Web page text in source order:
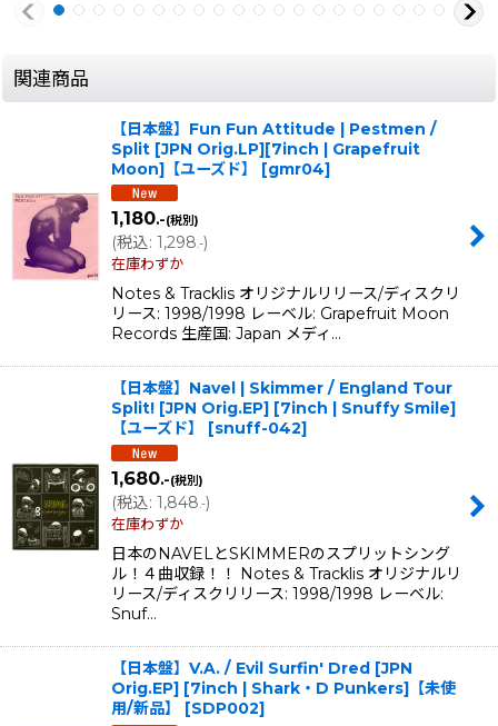
関連商品
【日本盤】Fun Fun Attitude | Pestmen /
Split [JPN Orig.LP][7inch | Grapefruit
Moon]【ユーズド】
[gmr04]
1,180.-(税別)
(税込: 1,298.-)
在庫わずか
Notes & Tracklis オリジナルリリース/ディスクリ
リース: 1998/1998 レーベル: Grapefruit Moon
Records 生産国: Japan メディ…
【日本盤】Navel | Skimmer / England Tour
Split! [JPN Orig.EP] [7inch | Snuffy Smile]
【ユーズド】
[snuff-042]
1,680.-(税別)
(税込: 1,848.-)
在庫わずか
日本のNAVELとSKIMMERのスプリットシング
ル！４曲収録！！ Notes & Tracklis オリジナルリ
リース/ディスクリリース: 1998/1998 レーベル:
Snuf…
【日本盤】V.A. / Evil Surfin' Dred [JPN
Orig.EP] [7inch | Shark・D Punkers]【未使
用/新品】
[SDP002]